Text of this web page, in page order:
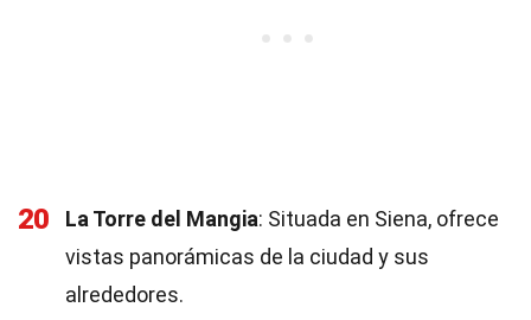
20 La Torre del Mangia: Situada en Siena, ofrece
vistas panorámicas de la ciudad y sus
alrededores.